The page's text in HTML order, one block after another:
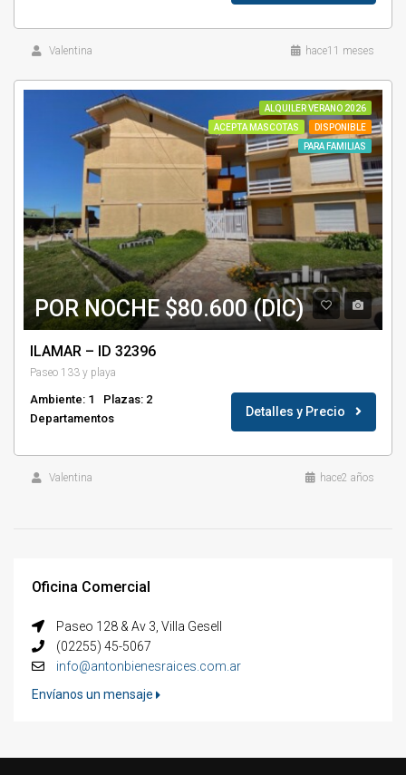
Valentina hace11 meses
ALQUILER VERANO 2026
ACEPTA MASCOTAS
DISPONIBLE
PARA FAMILIAS
POR NOCHE $80.600 (DIC)
ILAMAR – ID 32396
Paseo 133 y playa
Ambiente: 1
Plazas: 2
Departamentos
Detalles y Precio
Valentina hace2 años
Oficina Comercial
Paseo 128 & Av 3, Villa Gesell
(02255) 45-5067
info@antonbienesraices.com.ar
Envíanos un mensaje